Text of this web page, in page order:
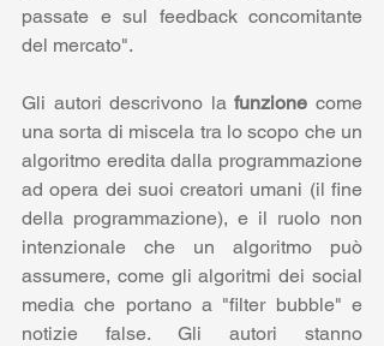
passate e sul feedback concomitante
del mercato".
Gli autori descrivono la funzione come
una sorta di miscela tra lo scopo che un
algoritmo eredita dalla programmazione
ad opera dei suoi creatori umani (il fine
della programmazione), e il ruolo non
intenzionale che un algoritmo può
assumere, come gli algoritmi dei social
media che portano a "filter bubble" e
notizie false. Gli autori stanno